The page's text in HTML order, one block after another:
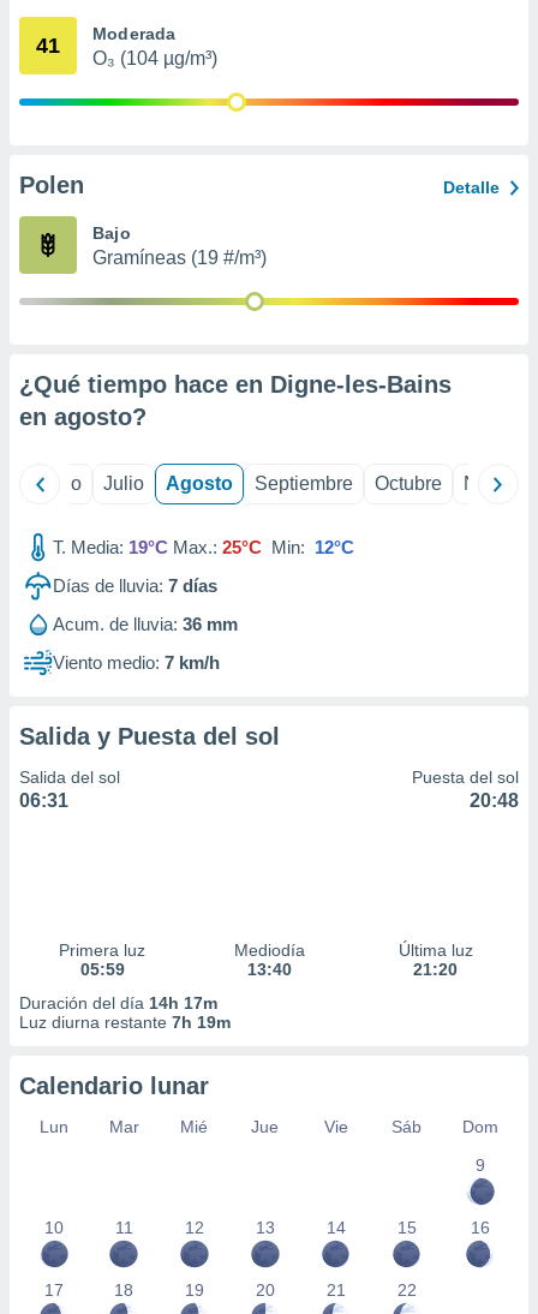
e
publicidad
1199
41 Moderada
O₃ (104 µg/m³)
Polen Detalle
Bajo
Gramíneas (19 #/m³)
¿Qué tiempo hace en Digne-les-Bains
en agosto?
Junio Julio Agosto Septiembre Octubre
T. Media: 19°C Max.: 25°C Min: 12°C
Días de lluvia: 7 días
Acum. de lluvia: 36 mm
Viento medio: 7 km/h
Salida y Puesta del sol
Salida del sol
06:31
Puesta del sol
20:48
Primera luz
05:59
Mediodía
13:40
Última luz
21:20
Duración del día 14h 17m
Luz diurna restante 7h 19m
Calendario lunar
Lun Mar Mié Jue Vie Sáb
Dom
9
10 11 12 13 14 15 16
17 18 19 20 21 22